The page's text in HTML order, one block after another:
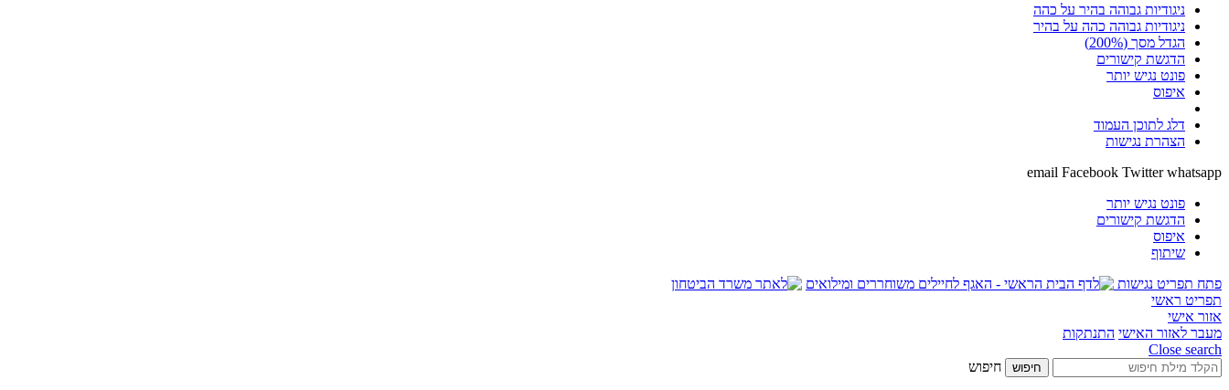
ניגודיות גבוהה בהיר על כהה
ניגודיות גבוהה כהה על בהיר
הגדל מסך (200%)
הדגשת קישורים
פונט נגיש יותר
איפוס
דלג לתוכן העמוד
הצהרת נגישות
email Facebook Twitter whatsapp
פונט נגיש יותר
הדגשת קישורים
איפוס
שיתוף
פתח תפריט נגישות
תפריט ראשי
אזור אישי
מעבר לאזור האישי התנתקות
Close search
חיפוש חיפוש